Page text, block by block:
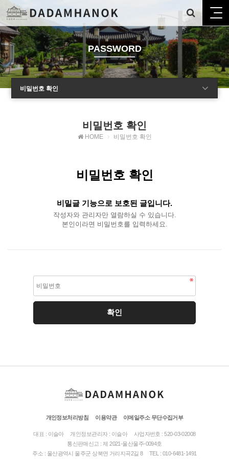
PASSWORD
비밀번호 확인
비밀번호 확인
HOME 비밀번호 확인
비밀번호 확인
비밀글 기능으로 보호된 글입니다.
작성자와 관리자만 열람하실 수 있습니다.
본인이라면 비밀번호를 입력하세요.
개인정보처리방침 이용약관 이메일주소 무단수집거부
대표 : 이슬아 개인정보관리자 : 이슬아
사업자번호 : 520-03-02008
통신판매신고 : 제 2021-울산울주-0094호
주소 : 울산광역시 울주군 상북면 거리지곡2길 8
TEL : 010-6481-1491